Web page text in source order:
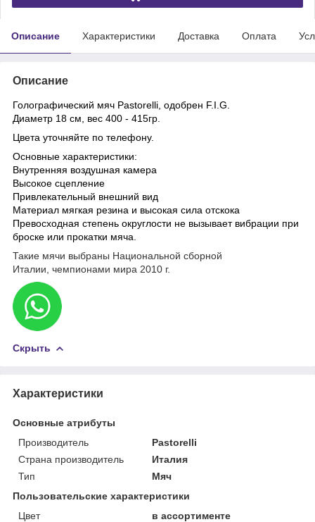
Описание Характеристики Доставка Оплата
Описание
Голографический мяч Pastorelli, одобрен F.I.G.
Диаметр 18 см, вес 400 - 415гр.
Цвета уточняйте по телефону.
Основные характеристики:
Внутренняя воздушная камера
Высокое сцепление
Привлекательный внешний вид
Материал мягкая резина и высокая сила отскока
Превосходная степень округлости не вызывает вибрации при
броске или прокатки мяча.
Такие мячи выбраны Национальной сборной
Италии, чемпионами мира 2010 г.
Скрыть
Характеристики
Основные атрибуты
Производитель
Pastorelli
Страна производитель
Италия
Тип
Мяч
Пользовательские характеристики
Цвет
в ассортименте